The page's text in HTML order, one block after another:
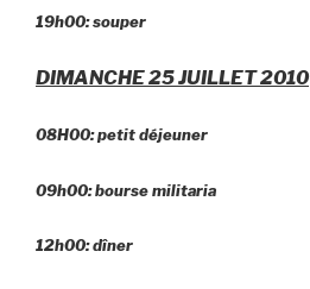
19h00: souper
DIMANCHE 25 JUILLET 2010
08H00: petit déjeuner
09h00: bourse militaria
12h00: dîner